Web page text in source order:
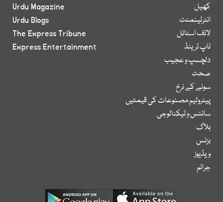
کھیل
انٹرٹینمنٹ
لائف اسٹائل
ٹاپ ٹرینڈ
دلچسپ و عجیب
صحت
سونے کے نرخ
پیٹرولیم مصنوعات کی قیمتیں
سائنس و ٹیکنالوجی
بلاگ
بزنس
ویڈیوز
جرائم
Urdu Magazine
Urdu Blogs
The Express Tribune
Express Entertainment